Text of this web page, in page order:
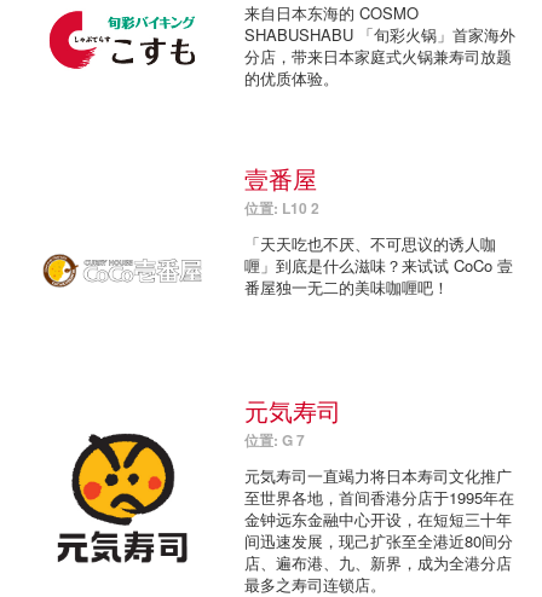
来自日本东海的 COSMO
SHABUSHABU 「旬彩火锅」首家海外
分店，带来日本家庭式火锅兼寿司放题
的优质体验。
壹番屋
位置: L10 2
「天天吃也不厌、不可思议的诱人咖
喱」到底是什么滋味？来试试 CoCo 壹
番屋独一无二的美味咖喱吧！
元気寿司
位置: G 7
元気寿司一直竭力将日本寿司文化推广
至世界各地，首间香港分店于1995年在
金钟远东金融中心开设，在短短三十年
间迅速发展，现己扩张至全港近80间分
店、遍布港、九、新界，成为全港分店
最多之寿司连锁店。